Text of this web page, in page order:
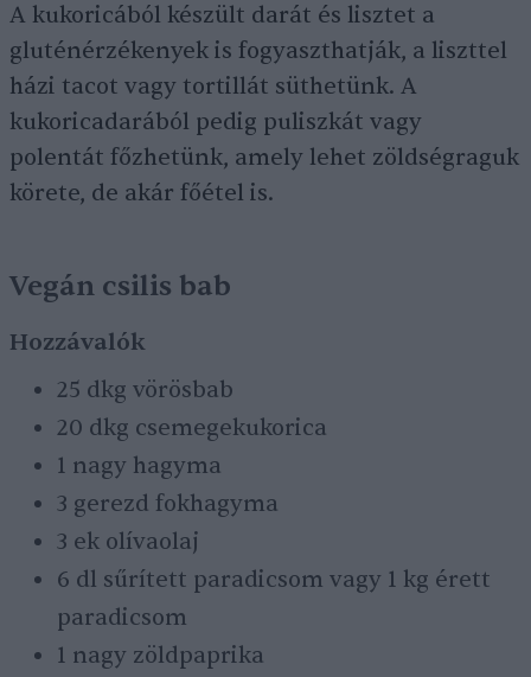
A kukoricából készült darát és lisztet a
gluténérzékenyek is fogyaszthatják, a liszttel
házi tacot vagy tortillát süthetünk. A
kukoricadarából pedig puliszkát vagy
polentát főzhetünk, amely lehet zöldségraguk
körete, de akár főétel is.
Vegán csilis bab
Hozzávalók
25 dkg vörösbab
20 dkg csemegekukorica
1 nagy hagyma
3 gerezd fokhagyma
3 ek olívaolaj
6 dl sűrített paradicsom vagy 1 kg érett
paradicsom
1 nagy zöldpaprika